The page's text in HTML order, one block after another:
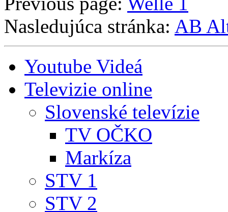
Nasledujúca stránka: AB
Youtube Videá
Televizie online
Slovenské televízie
TV OČKO
Markíza
STV 1
STV 2